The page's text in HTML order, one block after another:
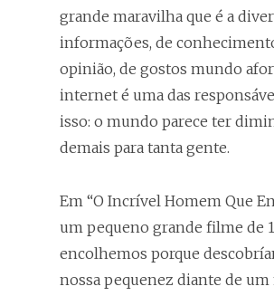
grande maravilha que é a
informações, de
opinião, de gostos mundo
internet é uma das
isso: o mundo parece ter
demais para tanta gente.
Em “O Incrível Homem Que
um pequeno grande filme de
encolhemos porque
nossa pequenez diante de